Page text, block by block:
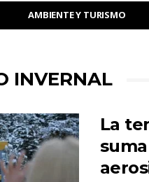
AMBIENTE Y TURISMO
INVERNAL
La